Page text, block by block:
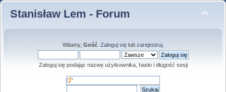
Stanisław Lem - Forum
Witamy, Gość. Zaloguj sięlub zarejestruj.
Zaloguj się podając nazwę użytkownika, hasło i długość sesji